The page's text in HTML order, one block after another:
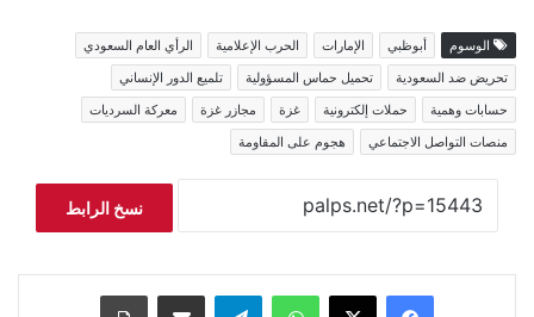
الوسوم أبوظبي الإمارات الحرب الإعلامية
الرأي العام السعودي
تحريض ضد السعودية
تحميل حماس المسؤولية
تلميع الدور الإنساني
حسابات وهمية
حملات إلكترونية غزة مجازر غزة
معركة السرديات
منصات التواصل الاجتماعي
هجوم على المقاومة
نسخ الرابط
فيسبوك ‫X واتساب تيلقرام مشاركة عبر البريد طباعة